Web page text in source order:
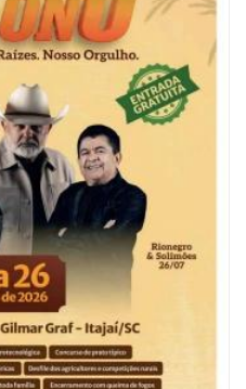
com envio de 330 quilos de